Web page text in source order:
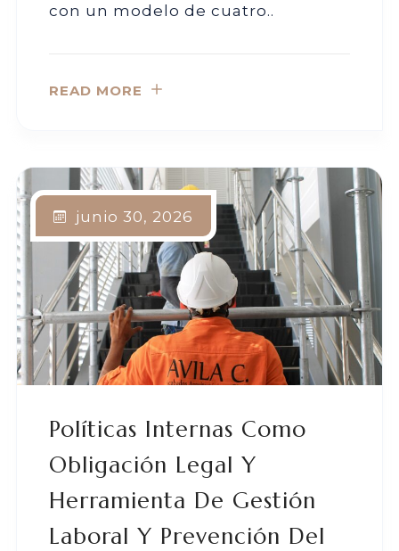
con un modelo de cuatro..
READ MORE
Políticas Internas Como
Obligación Legal Y
Herramienta De Gestión
Laboral Y Prevención Del
junio 30, 2026